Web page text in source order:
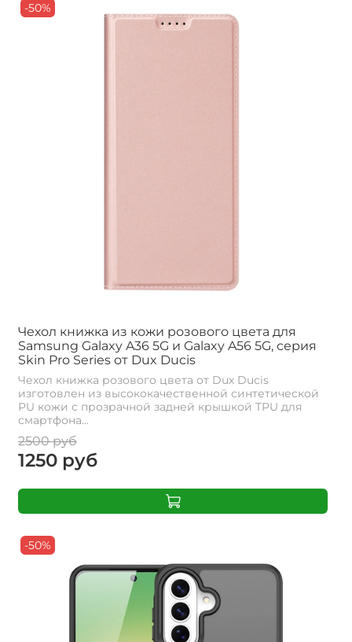
-50%
Чехол книжка из кожи розового цвета для
Samsung Galaxy A36 5G и Galaxy A56 5G, серия
Skin Pro Series от Dux Ducis
Чехол книжка розового цвета от Dux Ducis
изготовлен из высококачественной синтетической
PU кожи с прозрачной задней крышкой TPU для
смартфона...
2500 руб
1250 руб
-50%